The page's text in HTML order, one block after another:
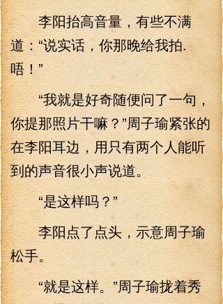
李阳抬高音量，有些不满
道：“说实话，你那晚给我拍.
唔！”
“我就是好奇随便问了一句，
你提那照片干嘛？”周子瑜紧张的
在李阳耳边，用只有两个人能听
到的声音很小声说道。
“是这样吗？”
李阳点了点头，示意周子瑜
松手。
“就是这样。”周子瑜拢着秀